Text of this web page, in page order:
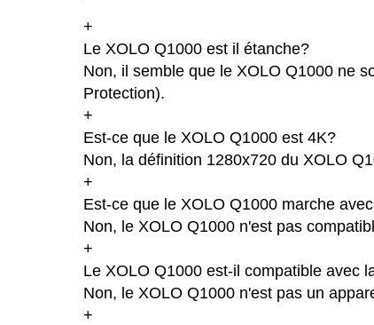
+
Le XOLO Q1000 est il étanche?
Non, il semble que le XOLO Q1000 ne
Protection).
+
Est-ce que le XOLO Q1000 est 4K?
Non, la définition 1280x720 du XOLO
+
Est-ce que le XOLO Q1000 marche
Non, le XOLO Q1000 n'est pas
+
Le XOLO Q1000 est-il compatible avec
Non, le XOLO Q1000 n'est pas un
+